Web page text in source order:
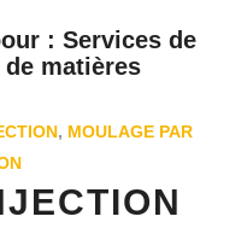
: Services de
matières
, MOULAGE PAR